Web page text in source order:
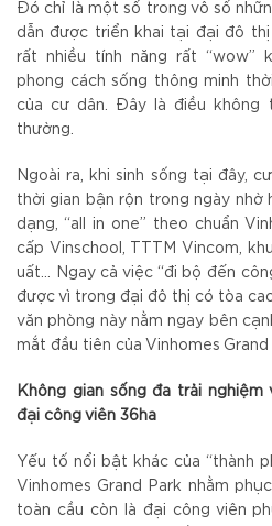
Đó chỉ là một số trong vô số
dẫn được triển khai tại đại đô
rất nhiều tính năng rất “wow”
phong cách sống thông minh
của cư dân. Đây là điều
thường.
Ngoài ra, khi sinh sống tại đây,
thời gian bận rộn trong ngày nhờ
dạng, “all in one” theo chuẩn
cấp Vinschool, TTTM Vincom,
uất… Ngay cả việc “đi bộ đến
được vì trong đại đô thị có tòa
văn phòng này nằm ngay bên
mắt đầu tiên của Vinhomes Grand
Không gian sống đa trải
đại công viên 36ha
Yếu tố nổi bật khác của “thành
Vinhomes Grand Park nhằm
toàn cầu còn là đại công viên